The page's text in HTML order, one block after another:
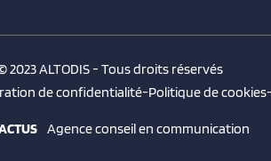
2023 ALTODIS - Tous droits réservés
de confidentialité-Politique de cookies-
Agence conseil en communication